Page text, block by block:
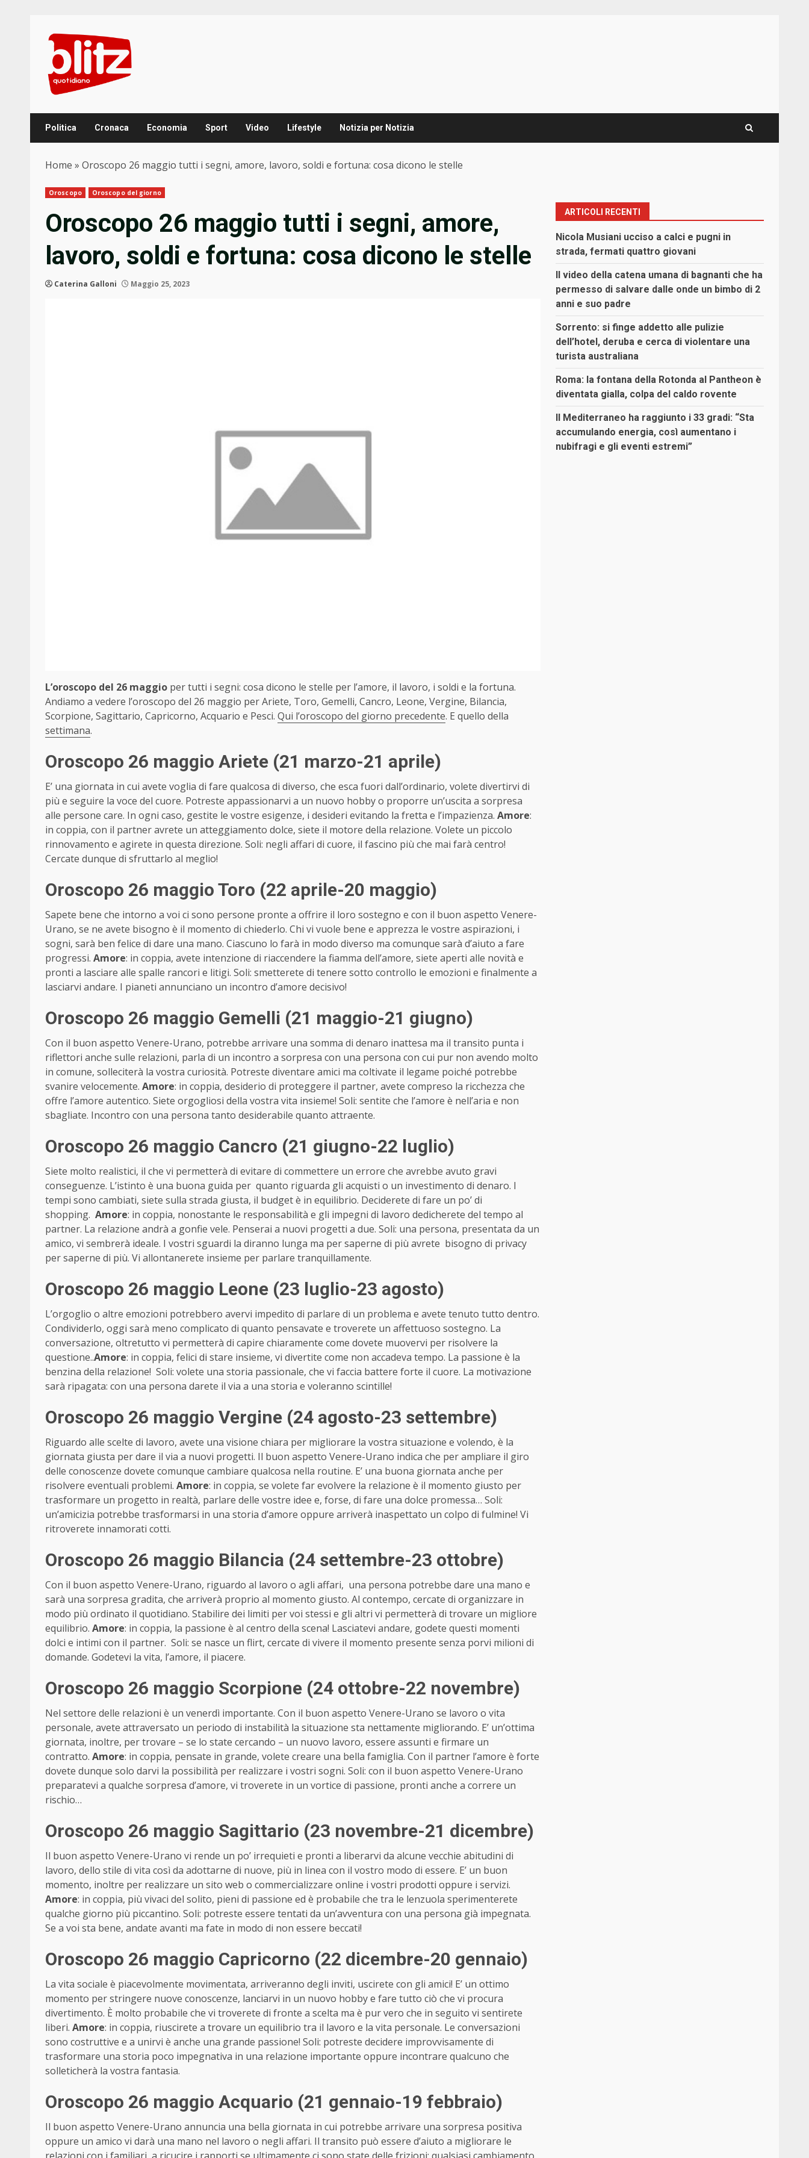
content
Politica Cronaca Economia Sport Video Lifestyle Notizia per Notizia
Home » Oroscopo 26 maggio tutti i segni, amore, lavoro, soldi e fortuna: cosa dicono le stelle
Oroscopo Oroscopo del giorno
Oroscopo 26 maggio tutti i segni, amore,
lavoro, soldi e fortuna: cosa dicono le stelle
Caterina Galloni Maggio 25, 2023
L’oroscopo del 26 maggio per tutti i segni: cosa dicono le stelle per l’amore, il lavoro, i soldi e la fortuna.
Andiamo a vedere l’oroscopo del 26 maggio per Ariete, Toro, Gemelli, Cancro, Leone, Vergine, Bilancia,
Scorpione, Sagittario, Capricorno, Acquario e Pesci. Qui l’oroscopo del giorno precedente. E quello della
settimana.
Oroscopo 26 maggio Ariete (21 marzo-21 aprile)
E’ una giornata in cui avete voglia di fare qualcosa di diverso, che esca fuori dall’ordinario, volete divertirvi di
più e seguire la voce del cuore. Potreste appassionarvi a un nuovo hobby o proporre un’uscita a sorpresa
alle persone care. In ogni caso, gestite le vostre esigenze, i desideri evitando la fretta e l’impazienza. Amore:
in coppia, con il partner avrete un atteggiamento dolce, siete il motore della relazione. Volete un piccolo
rinnovamento e agirete in questa direzione. Soli: negli affari di cuore, il fascino più che mai farà centro!
Cercate dunque di sfruttarlo al meglio!
Oroscopo 26 maggio Toro (22 aprile-20 maggio)
Sapete bene che intorno a voi ci sono persone pronte a offrire il loro sostegno e con il buon aspetto Venere-
Urano, se ne avete bisogno è il momento di chiederlo. Chi vi vuole bene e apprezza le vostre aspirazioni, i
sogni, sarà ben felice di dare una mano. Ciascuno lo farà in modo diverso ma comunque sarà d’aiuto a fare
progressi. Amore: in coppia, avete intenzione di riaccendere la fiamma dell’amore, siete aperti alle novità e
pronti a lasciare alle spalle rancori e litigi. Soli: smetterete di tenere sotto controllo le emozioni e finalmente a
lasciarvi andare. I pianeti annunciano un incontro d’amore decisivo!
Oroscopo 26 maggio Gemelli (21 maggio-21 giugno)
Con il buon aspetto Venere-Urano, potrebbe arrivare una somma di denaro inattesa ma il transito punta i
riflettori anche sulle relazioni, parla di un incontro a sorpresa con una persona con cui pur non avendo molto
in comune, solleciterà la vostra curiosità. Potreste diventare amici ma coltivate il legame poiché potrebbe
svanire velocemente. Amore: in coppia, desiderio di proteggere il partner, avete compreso la ricchezza che
offre l’amore autentico. Siete orgogliosi della vostra vita insieme! Soli: sentite che l’amore è nell’aria e non
sbagliate. Incontro con una persona tanto desiderabile quanto attraente.
Oroscopo 26 maggio Cancro (21 giugno-22 luglio)
Siete molto realistici, il che vi permetterà di evitare di commettere un errore che avrebbe avuto gravi
conseguenze. L’istinto è una buona guida per quanto riguarda gli acquisti o un investimento di denaro. I
tempi sono cambiati, siete sulla strada giusta, il budget è in equilibrio. Deciderete di fare un po’ di
shopping. Amore: in coppia, nonostante le responsabilità e gli impegni di lavoro dedicherete del tempo al
partner. La relazione andrà a gonfie vele. Penserai a nuovi progetti a due. Soli: una persona, presentata da un
amico, vi sembrerà ideale. I vostri sguardi la diranno lunga ma per saperne di più avrete bisogno di privacy
per saperne di più. Vi allontanerete insieme per parlare tranquillamente.
Oroscopo 26 maggio Leone (23 luglio-23 agosto)
L’orgoglio o altre emozioni potrebbero avervi impedito di parlare di un problema e avete tenuto tutto dentro.
Condividerlo, oggi sarà meno complicato di quanto pensavate e troverete un affettuoso sostegno. La
conversazione, oltretutto vi permetterà di capire chiaramente come dovete muovervi per risolvere la
questione..Amore: in coppia, felici di stare insieme, vi divertite come non accadeva tempo. La passione è la
benzina della relazione! Soli: volete una storia passionale, che vi faccia battere forte il cuore. La motivazione
sarà ripagata: con una persona darete il via a una storia e voleranno scintille!
Oroscopo 26 maggio Vergine (24 agosto-23 settembre)
Riguardo alle scelte di lavoro, avete una visione chiara per migliorare la vostra situazione e volendo, è la
giornata giusta per dare il via a nuovi progetti. Il buon aspetto Venere-Urano indica che per ampliare il giro
delle conoscenze dovete comunque cambiare qualcosa nella routine. E’ una buona giornata anche per
risolvere eventuali problemi. Amore: in coppia, se volete far evolvere la relazione è il momento giusto per
trasformare un progetto in realtà, parlare delle vostre idee e, forse, di fare una dolce promessa… Soli:
un’amicizia potrebbe trasformarsi in una storia d’amore oppure arriverà inaspettato un colpo di fulmine! Vi
ritroverete innamorati cotti.
Oroscopo 26 maggio Bilancia (24 settembre-23 ottobre)
Con il buon aspetto Venere-Urano, riguardo al lavoro o agli affari, una persona potrebbe dare una mano e
sarà una sorpresa gradita, che arriverà proprio al momento giusto. Al contempo, cercate di organizzare in
modo più ordinato il quotidiano. Stabilire dei limiti per voi stessi e gli altri vi permetterà di trovare un migliore
equilibrio. Amore: in coppia, la passione è al centro della scena! Lasciatevi andare, godete questi momenti
dolci e intimi con il partner. Soli: se nasce un flirt, cercate di vivere il momento presente senza porvi milioni di
domande. Godetevi la vita, l’amore, il piacere.
Oroscopo 26 maggio Scorpione (24 ottobre-22 novembre)
Nel settore delle relazioni è un venerdì importante. Con il buon aspetto Venere-Urano se lavoro o vita
personale, avete attraversato un periodo di instabilità la situazione sta nettamente migliorando. E’ un’ottima
giornata, inoltre, per trovare – se lo state cercando – un nuovo lavoro, essere assunti e firmare un
contratto. Amore: in coppia, pensate in grande, volete creare una bella famiglia. Con il partner l’amore è forte
dovete dunque solo darvi la possibilità per realizzare i vostri sogni. Soli: con il buon aspetto Venere-Urano
preparatevi a qualche sorpresa d’amore, vi troverete in un vortice di passione, pronti anche a correre un
rischio…
Oroscopo 26 maggio Sagittario (23 novembre-21 dicembre)
Il buon aspetto Venere-Urano vi rende un po’ irrequieti e pronti a liberarvi da alcune vecchie abitudini di
lavoro, dello stile di vita così da adottarne di nuove, più in linea con il vostro modo di essere. E’ un buon
momento, inoltre per realizzare un sito web o commercializzare online i vostri prodotti oppure i servizi.
Amore: in coppia, più vivaci del solito, pieni di passione ed è probabile che tra le lenzuola sperimenterete
qualche giorno più piccantino. Soli: potreste essere tentati da un’avventura con una persona già impegnata.
Se a voi sta bene, andate avanti ma fate in modo di non essere beccati!
Oroscopo 26 maggio Capricorno (22 dicembre-20 gennaio)
La vita sociale è piacevolmente movimentata, arriveranno degli inviti, uscirete con gli amici! E’ un ottimo
momento per stringere nuove conoscenze, lanciarvi in un nuovo hobby e fare tutto ciò che vi procura
divertimento. È molto probabile che vi troverete di fronte a scelta ma è pur vero che in seguito vi sentirete
liberi. Amore: in coppia, riuscirete a trovare un equilibrio tra il lavoro e la vita personale. Le conversazioni
sono costruttive e a unirvi è anche una grande passione! Soli: potreste decidere improvvisamente di
trasformare una storia poco impegnativa in una relazione importante oppure incontrare qualcuno che
solleticherà la vostra fantasia.
Oroscopo 26 maggio Acquario (21 gennaio-19 febbraio)
Il buon aspetto Venere-Urano annuncia una bella giornata in cui potrebbe arrivare una sorpresa positiva
oppure un amico vi darà una mano nel lavoro o negli affari. Il transito può essere d’aiuto a migliorare le
relazioni con i familiari, a ricucire i rapporti se ultimamente ci sono state delle frizioni: qualsiasi cambiamento
ARTICOLI RECENTI
Nicola Musiani ucciso a calci e pugni in
strada, fermati quattro giovani
Il video della catena umana di bagnanti che ha
permesso di salvare dalle onde un bimbo di 2
anni e suo padre
Sorrento: si finge addetto alle pulizie
dell’hotel, deruba e cerca di violentare una
turista australiana
Roma: la fontana della Rotonda al Pantheon è
diventata gialla, colpa del caldo rovente
Il Mediterraneo ha raggiunto i 33 gradi: “Sta
accumulando energia, così aumentano i
nubifragi e gli eventi estremi”